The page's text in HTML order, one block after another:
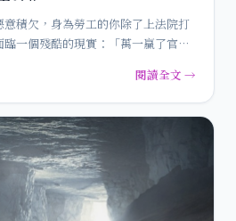
積欠，身為勞工的你除了上法院打
一個殘酷的現實：「萬一贏了官
閱讀全文 →